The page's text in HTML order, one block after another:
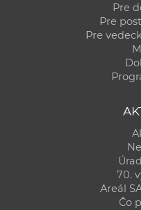
Pre
Pre
Pre
70.
Areál
Čo